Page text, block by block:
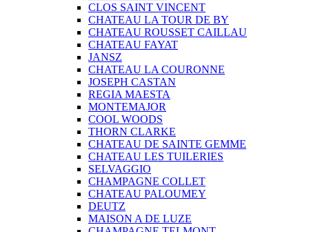
CLOS SAINT VINCENT
CHATEAU LA TOUR DE BY
CHATEAU ROUSSET CAILLAU
CHATEAU FAYAT
JANSZ
CHATEAU LA COURONNE
JOSEPH CASTAN
REGIA MAESTA
MONTEMAJOR
COOL WOODS
THORN CLARKE
CHATEAU DE SAINTE GEMME
CHATEAU LES TUILERIES
SELVAGGIO
CHAMPAGNE COLLET
CHATEAU PALOUMEY
DEUTZ
MAISON A DE LUZE